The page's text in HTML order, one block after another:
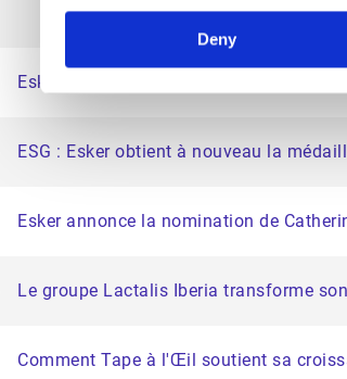
Deny
Esker distinguée dans le premier Magic
ESG : Esker obtient à nouveau la
Esker annonce la nomination de
Le groupe Lactalis Iberia transforme
Comment Tape à l'Œil soutient sa